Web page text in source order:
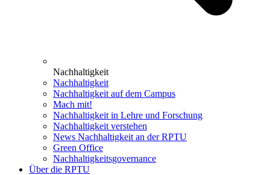
Nachhaltigkeit
Nachhaltigkeit
Nachhaltigkeit auf dem Campus
Mach mit!
Nachhaltigkeit in Lehre und Forschung
Nachhaltigkeit verstehen
News Nachhaltigkeit an der RPTU
Green Office
Nachhaltigkeitsgovernance
Über die RPTU